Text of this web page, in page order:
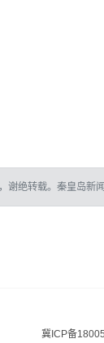
谢绝转载。秦皇岛新
冀ICP备